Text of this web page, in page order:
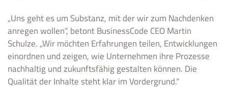
„Uns geht es um Substanz, mit der wir zum Nachdenken
anregen wollen“, betont BusinessCode CEO Martin
Schulze. „Wir möchten Erfahrungen teilen, Entwicklungen
einordnen und zeigen, wie Unternehmen ihre Prozesse
nachhaltig und zukunftsfähig gestalten können. Die
Qualität der Inhalte steht klar im Vordergrund.“